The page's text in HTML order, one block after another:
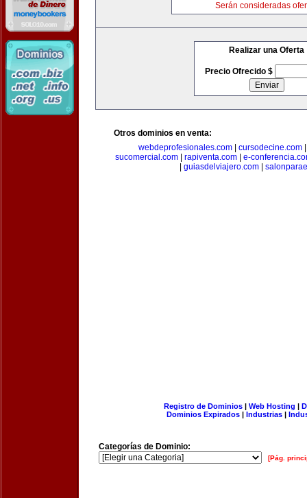
Serán consideradas
Realizar una Oferta
Precio Ofrecido $
Otros dominios en venta:
webdeprofesionales.com| cursodecine.com
sucomercial.com
rapiventa.com
e-
guiasdelviajero.com|
Registro de Dominios| Web Hosting |
Dominios Expirados | Industrias |
Categorías de Dominio:
[Pág.